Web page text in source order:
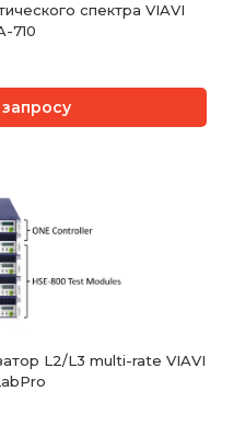
спектра VIAVI
710
L2/L3 multi-rate VIAVI